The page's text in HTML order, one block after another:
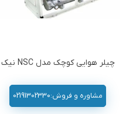
چیلر هوایی کوچک مدل NSC نیک
مشاوره و فروش:02191302330